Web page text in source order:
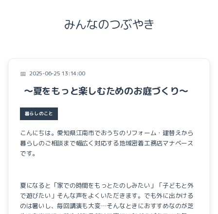
スタッフのヒトリゴト
みんなのつぶやき
2025-06-25 13:14:00
～夏をもっと楽しむためのお庭づくり～
暮らしのこと
こんにちは。愛知県江南市でおうちのリフォーム・建替えから
暮らしのご相談まで幅広く対応する地域密着工務店マナベース
です。
夏になると「家での時間をもっとたのしみたい」「子どもと外
で遊びたい」そんな声をよくいただきます。でも外に出かける
のは暑いし、毎回講演も大変…そんなときにおすすめなのが芝